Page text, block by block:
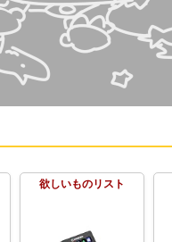
欲しいものリスト